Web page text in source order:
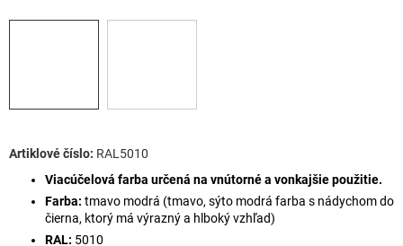
Viacúčelová farba určená na vnútorné a vonkajšie použitie.
Farba: tmavo modrá (tmavo, sýto modrá farba s nádychom do
čierna, ktorý má výrazný a hlboký vzhľad)
RAL: 5010
RAL5010